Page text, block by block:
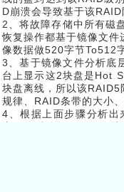
D崩溃会导致基于该RAID
2、将故障存储中所有磁
恢复操作都基于镜像文
像数据做520字节To512
3、基于镜像文件分析底
台上显示这2块盘是Hot
块盘离线，所以该
规律、RAID条带的大小
4、根据上面步骤分析出